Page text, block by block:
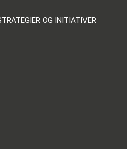
OG INITIATIVER